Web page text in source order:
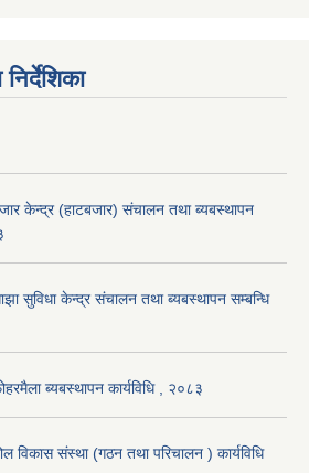
केन्द्र (हाटबजार) संचालन तथा ब्यबस्थापन
सुविधा केन्द्र संचालन तथा ब्यबस्थापन सम्बन्धि
ब्यबस्थापन कार्यविधि , २०८३
विकास संस्था (गठन तथा परिचालन ) कार्यविधि